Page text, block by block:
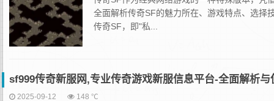
全面解析传奇SF的魅力所在、游戏特点、选择
传奇SF，即"私...
sf999传奇新服网,专业传奇游戏新服信息平台-全面解析与
2025-09-12 148 ℃